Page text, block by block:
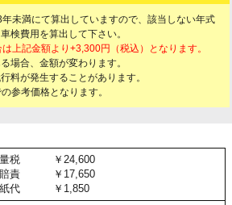
未満にて算出していますので、該当しない年式
検費用を算出して下さい。
上記金額より+3,300円（税込）となります。
場合、金額が変わります。
料が発生することがあります。
参考価格となります。
税
￥24,600
責
￥17,650
代
￥1,850